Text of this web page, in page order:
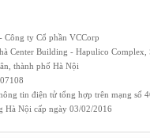
ty Cổ phần VCCorp
Center Building - Hapulico
thành phố Hà Nội
tin điện tử tổng hợp trên mạng số
Hà Nội cấp ngày 03/02/2016